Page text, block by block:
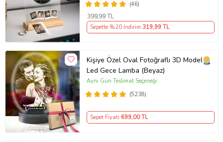
(46)
399,99 TL
Sepette %20 İndirim 319,99 TL
Kişiye Özel Oval Fotoğraflı 3D Model
Led Gece Lamba (Beyaz)
(5238)
Aynı Gün Teslimat Seçeneği
Sepet Fiyatı 699,00 TL